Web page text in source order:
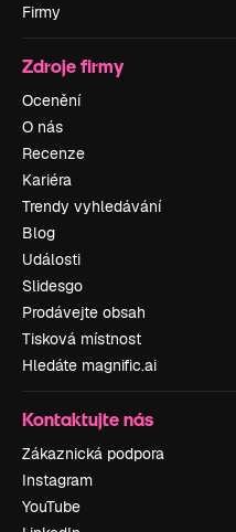
Firmy
Zdroje firmy
Ocenění
O nás
Recenze
Kariéra
Trendy vyhledávání
Blog
Události
Slidesgo
Prodávejte obsah
Tisková místnost
Hledáte magnific.ai
Kontaktujte nás
Zákaznická podpora
Instagram
YouTube